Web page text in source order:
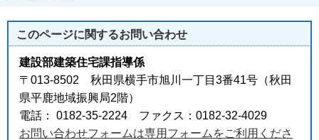
このページに関するお問い合わせ
建設部建築住宅課指導係
〒013-8502 秋田県横手市旭川一丁目3番41号（秋田
県平鹿地域振興局2階）
電話： 0182-35-2224 ファクス：0182-32-4029
お問い合わせフォームは専用フォームをご利用くださ